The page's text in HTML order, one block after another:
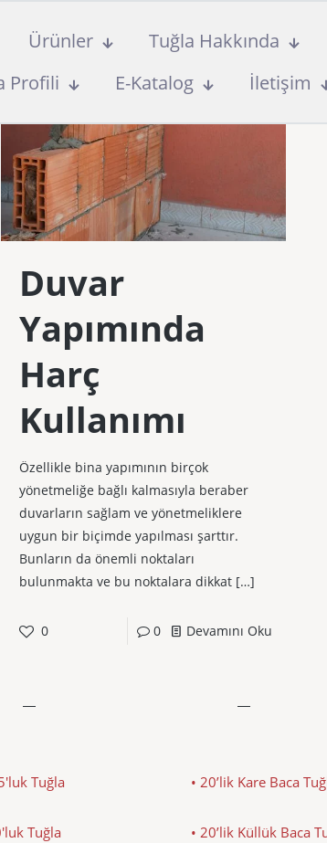
Ürünler Tuğla Hakkında
Profili
E-Katalog İletişim
Duvar
Yapımında
Harç
Kullanımı
Özellikle bina yapımının birçok
yönetmeliğe bağlı kalmasıyla beraber
duvarların sağlam ve yönetmeliklere
uygun bir biçimde yapılması şarttır.
Bunların da önemli noktaları
bulunmakta ve bu noktalara dikkat[…]
0 0 Devamını Oku
Tuğla
Tuğla
• 20’lik Kare Baca
• 20’lik Küllük Baca